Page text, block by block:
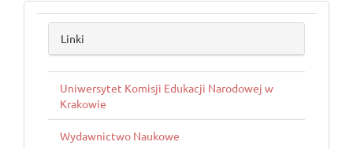
linki
Linki
Uniwersytet Komisji Edukacji Narodowej w
Krakowie
Wydawnictwo Naukowe